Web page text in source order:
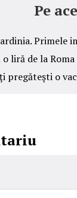
Pe
Primele
o liră de la
pregăteşti o